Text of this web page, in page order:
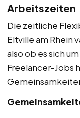
Arbeitszeiten
Die zeitliche
Eltville am Rhein
also ob es sich
Freelancer-Jobs